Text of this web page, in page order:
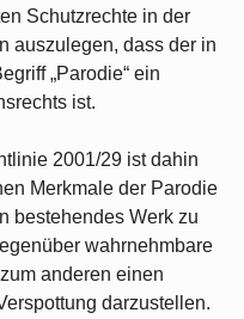
Schutzrechte in der
auszulegen, dass der in
„Parodie“ ein
ist.
2001/29 ist dahin
Merkmale der Parodie
bestehendes Werk zu
wahrnehmbare
anderen einen
darzustellen.